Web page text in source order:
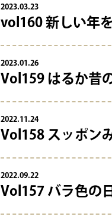
2023.03.23
vol160 新しい年
2023.01.26
Vol159 はるか昔
2022.11.24
Vol158 スッポン
2022.09.22
Vol157 バラ色の